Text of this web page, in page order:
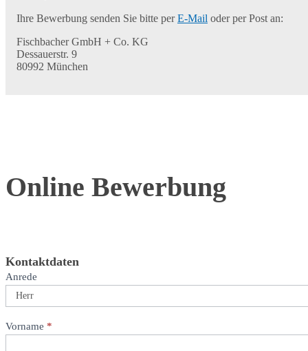
Ihre Bewerbung senden Sie bitte perE-Mail oder per Post an:
Fischbacher GmbH + Co. KG
Dessauerstr. 9
80992 München
Bewerbung
Online Bewerbung
Kontaktdaten
Anrede
Vorname *